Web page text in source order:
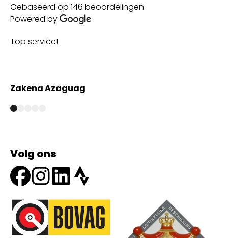
Gebaseerd op 146 beoordelingen
Powered by
Top service!
Zakena Azaguag
Volg ons
Onze partners